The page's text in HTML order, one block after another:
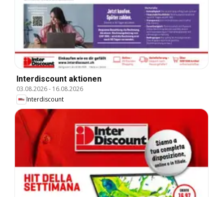
Interdiscount aktionen
03.08.2026- 16.08.2026
Interdiscount